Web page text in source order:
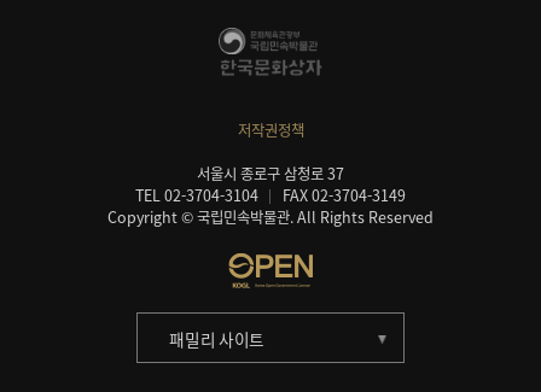
저작권정책
서울시 종로구 삼청로 37
TEL 02-3704-3104
FAX 02-3704-3149
Copyright © 국립민속박물관. All Rights Reserved
패밀리 사이트